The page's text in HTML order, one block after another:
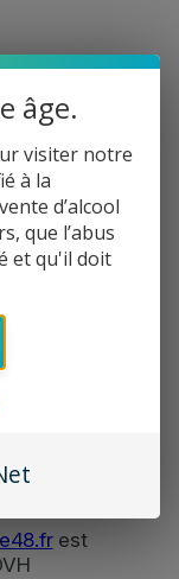
75
est
âge.
visiter notre
à la
d’alcool
que l’abus
et qu'il doit